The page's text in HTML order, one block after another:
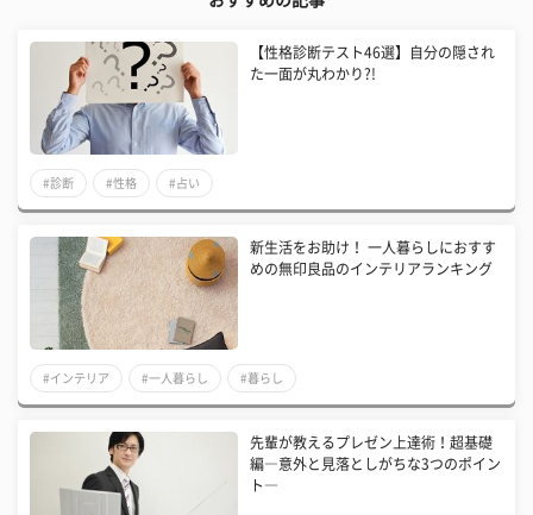
【性格診断テスト46選】自分の隠され
た一面が丸わかり?!
#診断 #性格 #占い
新生活をお助け！ 一人暮らしにおすす
めの無印良品のインテリアランキング
#インテリア #一人暮らし #暮らし
先輩が教えるプレゼン上達術！超基礎
編―意外と見落としがちな3つのポイン
ト―